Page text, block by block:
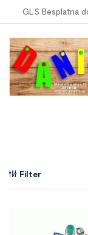
GLS Besplatna
Filter